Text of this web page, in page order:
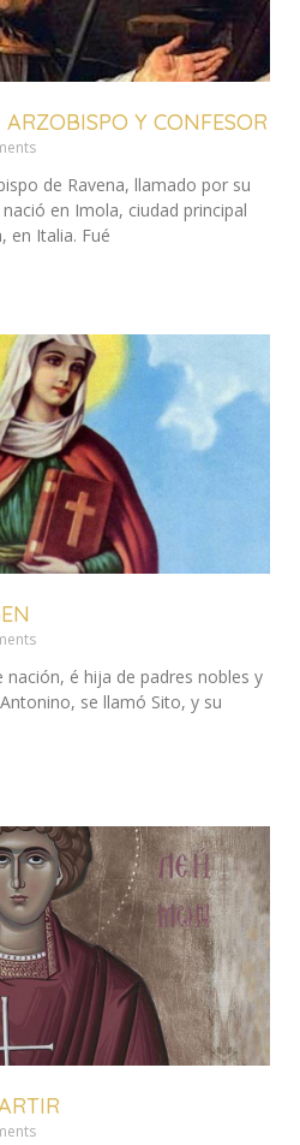
Y CONFESOR
de Ravena, llamado por su
en Imola, ciudad principal
en Italia. Fué
é hija de padres nobles y
se llamó Sito, y su